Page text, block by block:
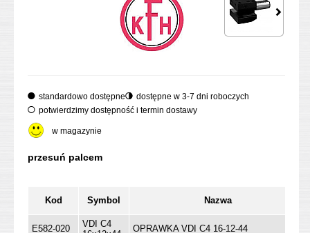
standardowo dostępne
dostępne w 3-7 dni roboczych
potwierdzimy dostępność i termin dostawy
w magazynie
Kod Symbol Nazwa
E582-020
VDI C4
OPRAWKA VDI C4 16-12-44